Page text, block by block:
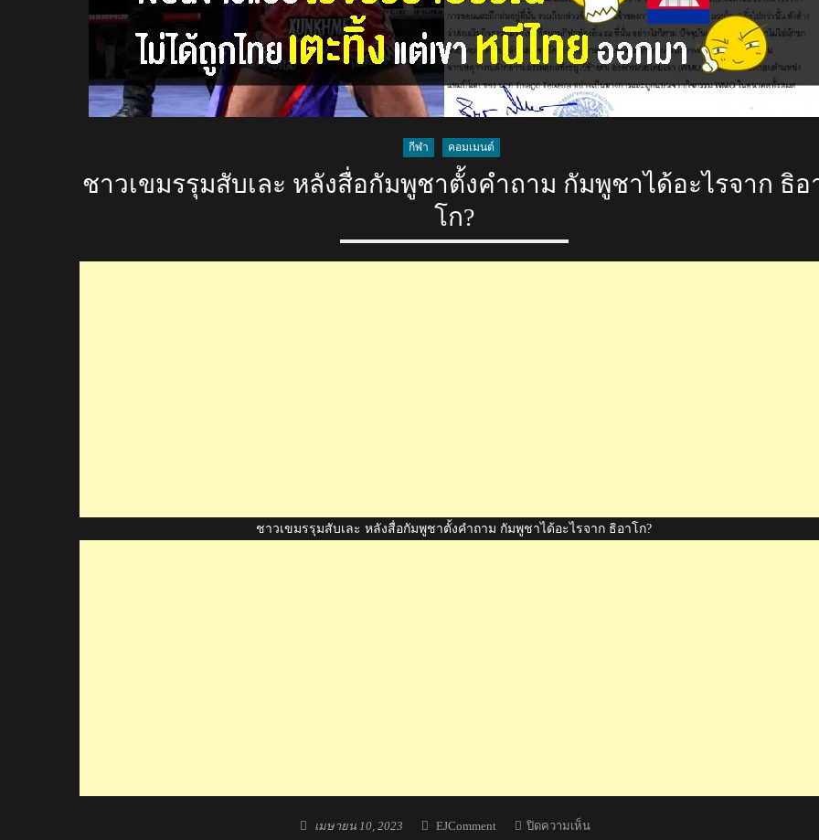
กีฬา คอมเมนต์
ชาวเขมรรุมสับเละ หลังสื่อกัมพูชาตั้งคำถาม กัมพูชาได้อะไรจาก ธิอ
โก?
ชาวเขมรรุมสับเละ หลังสื่อกัมพูชาตั้งคำถาม กัมพูชาได้อะไรจาก ธิอาโก?
Posted
เมษายน 10, 2023 Author
EJComment ปิดความเห็นบน